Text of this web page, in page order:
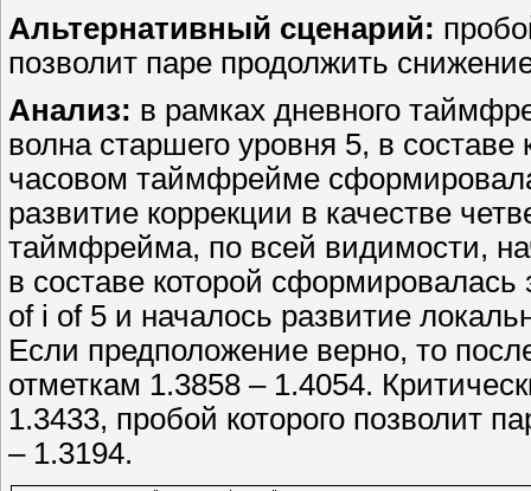
Альтернативный сценарий:
позволит паре продолжить
Анализ: в рамках дневного
волна старшего уровня 5, в
часовом таймфрейме
развитие коррекции в качестве
таймфрейма, по всей видимости,
в составе которой
of i of 5 и началось развитие
Если предположение верно, то
отметкам 1.3858 – 1.4054.
1.3433, пробой которого позволит
– 1.3194.